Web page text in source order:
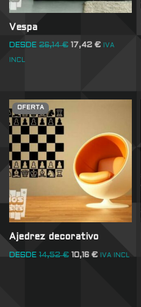
Vespa
DESDE 26,14€ 17,42 € IVA
INCL
OFERTA
Ajedrez decorativo
DESDE 14,52€ 10,16 € IVA INCL